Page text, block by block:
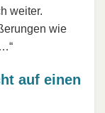
weiter.
wie
auf einen